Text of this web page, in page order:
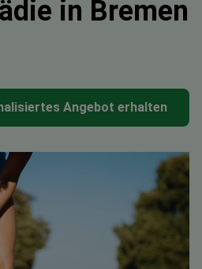
in Bremen
Angebot erhalten